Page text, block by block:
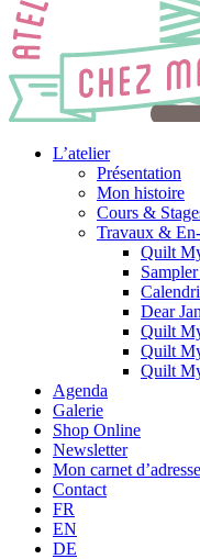
L’atelier
Présentation
Mon histoire
Cours &
Travaux &
Quilt
Dear
Quilt
Quilt
Quilt
Agenda
Galerie
Shop Online
Newsletter
Mon carnet
Contact
FR
EN
DE